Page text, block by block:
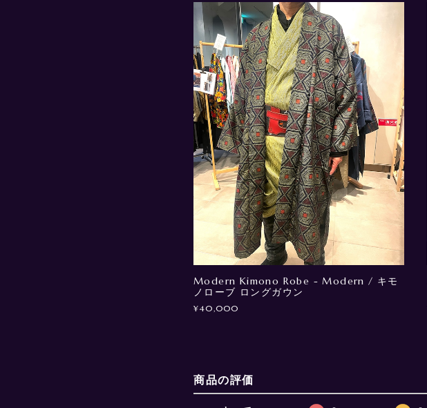
Modern Kimono Robe - Modern / キモ
ノローブ ロングガウン
¥40,000
商品の評価